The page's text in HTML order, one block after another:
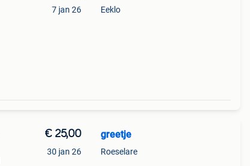
7 jan 26 Eeklo
€ 25,00
30 jan 26
greetje
Roeselare